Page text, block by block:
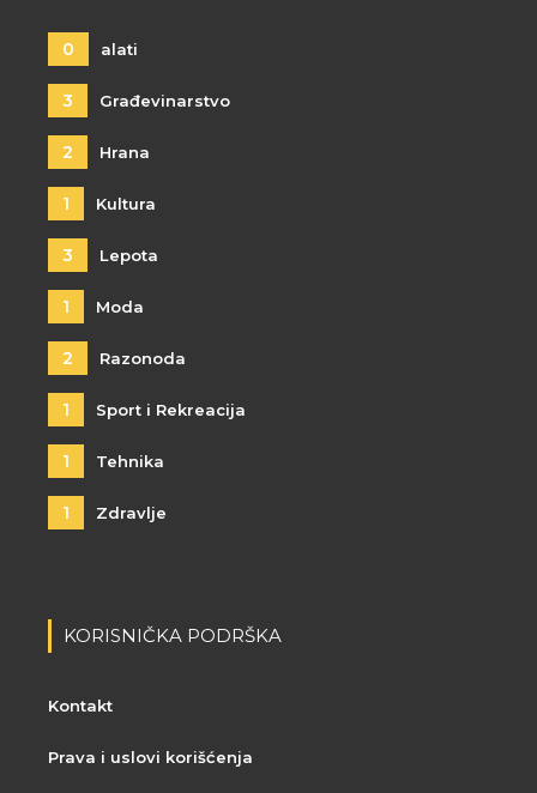
0 alati
3 Građevinarstvo
2 Hrana
1 Kultura
3 Lepota
1 Moda
2 Razonoda
1 Sport i Rekreacija
1 Tehnika
1 Zdravlje
KORISNIČKA PODRŠKA
Kontakt
Prava i uslovi korišćenja